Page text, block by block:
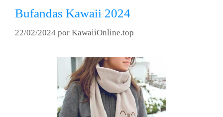
Bufandas Kawaii 2024
22/02/2024 por KawaiiOnline.top